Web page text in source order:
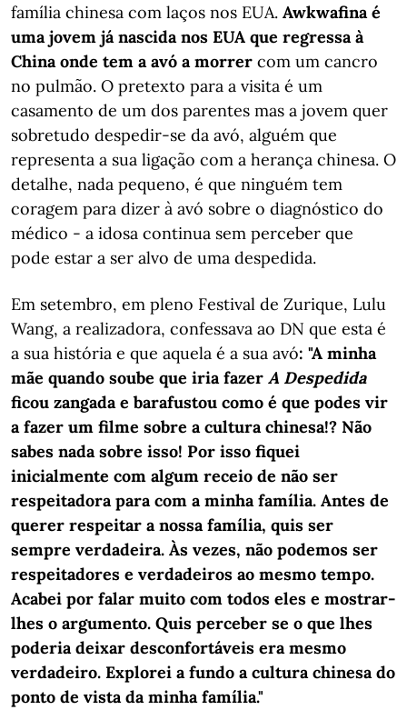
família chinesa com laços nos EUA. Awkwafina é
uma jovem já nascida nos EUA que regressa à
China onde tem a avó a morrer com um cancro
no pulmão. O pretexto para a visita é um
casamento de um dos parentes mas a jovem quer
sobretudo despedir-se da avó, alguém que
representa a sua ligação com a herança chinesa. O
detalhe, nada pequeno, é que ninguém tem
coragem para dizer à avó sobre o diagnóstico do
médico - a idosa continua sem perceber que
pode estar a ser alvo de uma despedida.
Em setembro, em pleno Festival de Zurique, Lulu
Wang, a realizadora, confessava ao DN que esta é
a sua história e que aquela é a sua avó: "A minha
mãe quando soube que iria fazer A Despedida
ficou zangada e barafustou como é que podes vir
a fazer um filme sobre a cultura chinesa!? Não
sabes nada sobre isso! Por isso fiquei
inicialmente com algum receio de não ser
respeitadora para com a minha família. Antes de
querer respeitar a nossa família, quis ser
sempre verdadeira. Às vezes, não podemos ser
respeitadores e verdadeiros ao mesmo tempo.
Acabei por falar muito com todos eles e mostrar-
lhes o argumento. Quis perceber se o que lhes
poderia deixar desconfortáveis era mesmo
verdadeiro. Explorei a fundo a cultura chinesa do
ponto de vista da minha família."